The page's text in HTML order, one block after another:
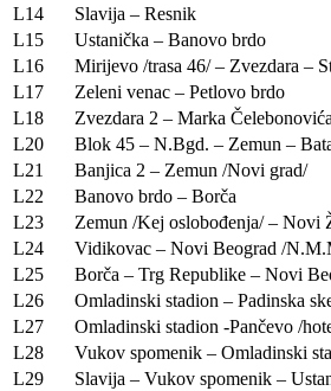
L14
Slavija – Resnik
L15
Ustanička – Banovo brdo
L16
Mirijevo /trasa 46/ – Zvezdara –
L17
Zeleni venac – Petlovo brdo
L18
Zvezdara 2 – Marka
L20
Blok 45 – N.Bgd. – Zemun –
L21
Banjica 2 – Zemun /Novi grad/
L22
Banovo brdo – Borča
L23
Zemun /Kej oslobođenja/ – Novi
L24
Vidikovac – Novi Beograd /
L25
Borča – Trg Republike – Novi
L26
Omladinski stadion – Padinska
L27
Omladinski stadion -Pančevo /
L28
Vukov spomenik – Omladinski
L29
Slavija – Vukov spomenik –